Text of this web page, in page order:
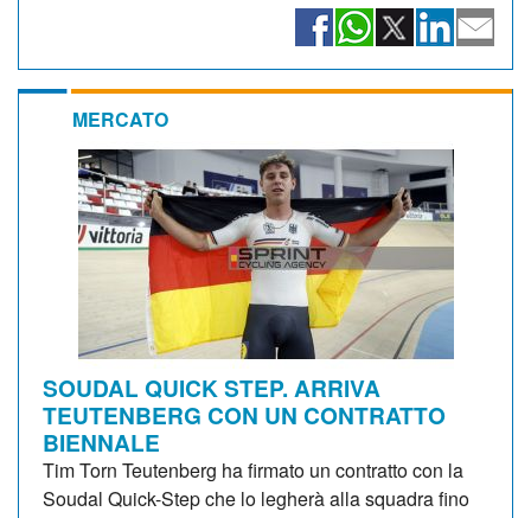
MERCATO
SOUDAL QUICK STEP. ARRIVA
TEUTENBERG CON UN CONTRATTO
BIENNALE
Tim Torn Teutenberg ha firmato un contratto con la
Soudal Quick-Step che lo legherà alla squadra fino